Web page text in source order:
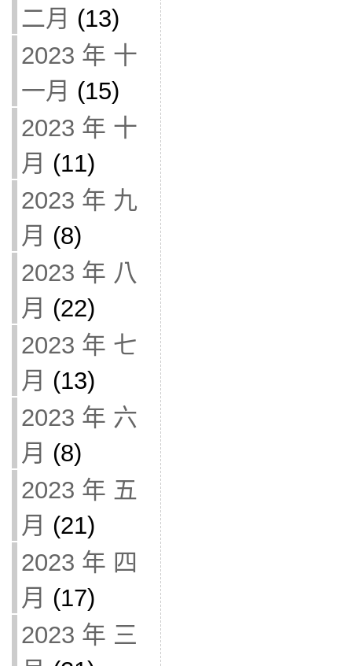
二月 (13)
2023 年 十
一月 (15)
2023 年 十
月 (11)
2023 年 九
月 (8)
2023 年 八
月 (22)
2023 年 七
月 (13)
2023 年 六
月 (8)
2023 年 五
月 (21)
2023 年 四
月 (17)
2023 年 三